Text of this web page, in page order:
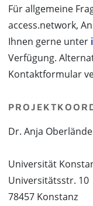
Für allgemeine
access.network,
Ihnen gerne unter
Verfügung.
Kontaktformular
Dr. Anja
Universität
Universitätsstr. 10
78457 Konstanz